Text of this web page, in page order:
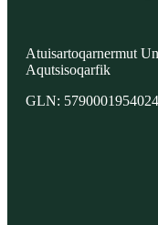
Atuisartoqarnermut
Aqutsisoqarfik
GLN: 5790001954024